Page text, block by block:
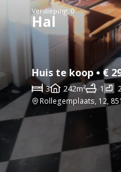
Verdieping: 0
Hal
Huis te koop • €
3 242m² 1
Rollegemplaats, 12,